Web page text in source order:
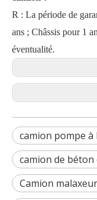
R : La période de
ans ; Châssis pour 1
éventualité.
camion pompe
camion de
Camion